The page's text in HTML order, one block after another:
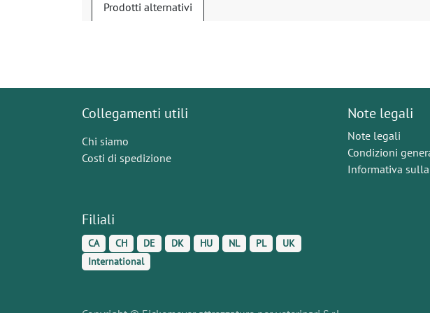
Prodotti alternativi
Collegamenti utili
Chi siamo
Costi di spedizione
Filiali
CA CH DE DK HU NL PL
UK
International
Note legali
Note legali
Condizioni
Informativa